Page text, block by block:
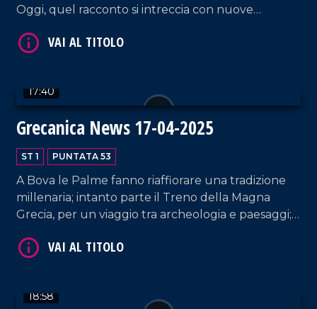
Oggi, quel racconto si intreccia con nuove
una mappa archeologica per Condofuri e una
17:40
Grecanica News 17-04-2025
ST 1 PUNTATA 53
A Bova le Palme fanno riaffiorare una tradizione
millenaria; intanto parte il Treno della Magna
Grecia, per un viaggio tra archeologia e paesaggi; a
mentre sull'Aspromonte la lingua greca continua
18:58
VAI AL TITOLO
VAI AL TITOLO